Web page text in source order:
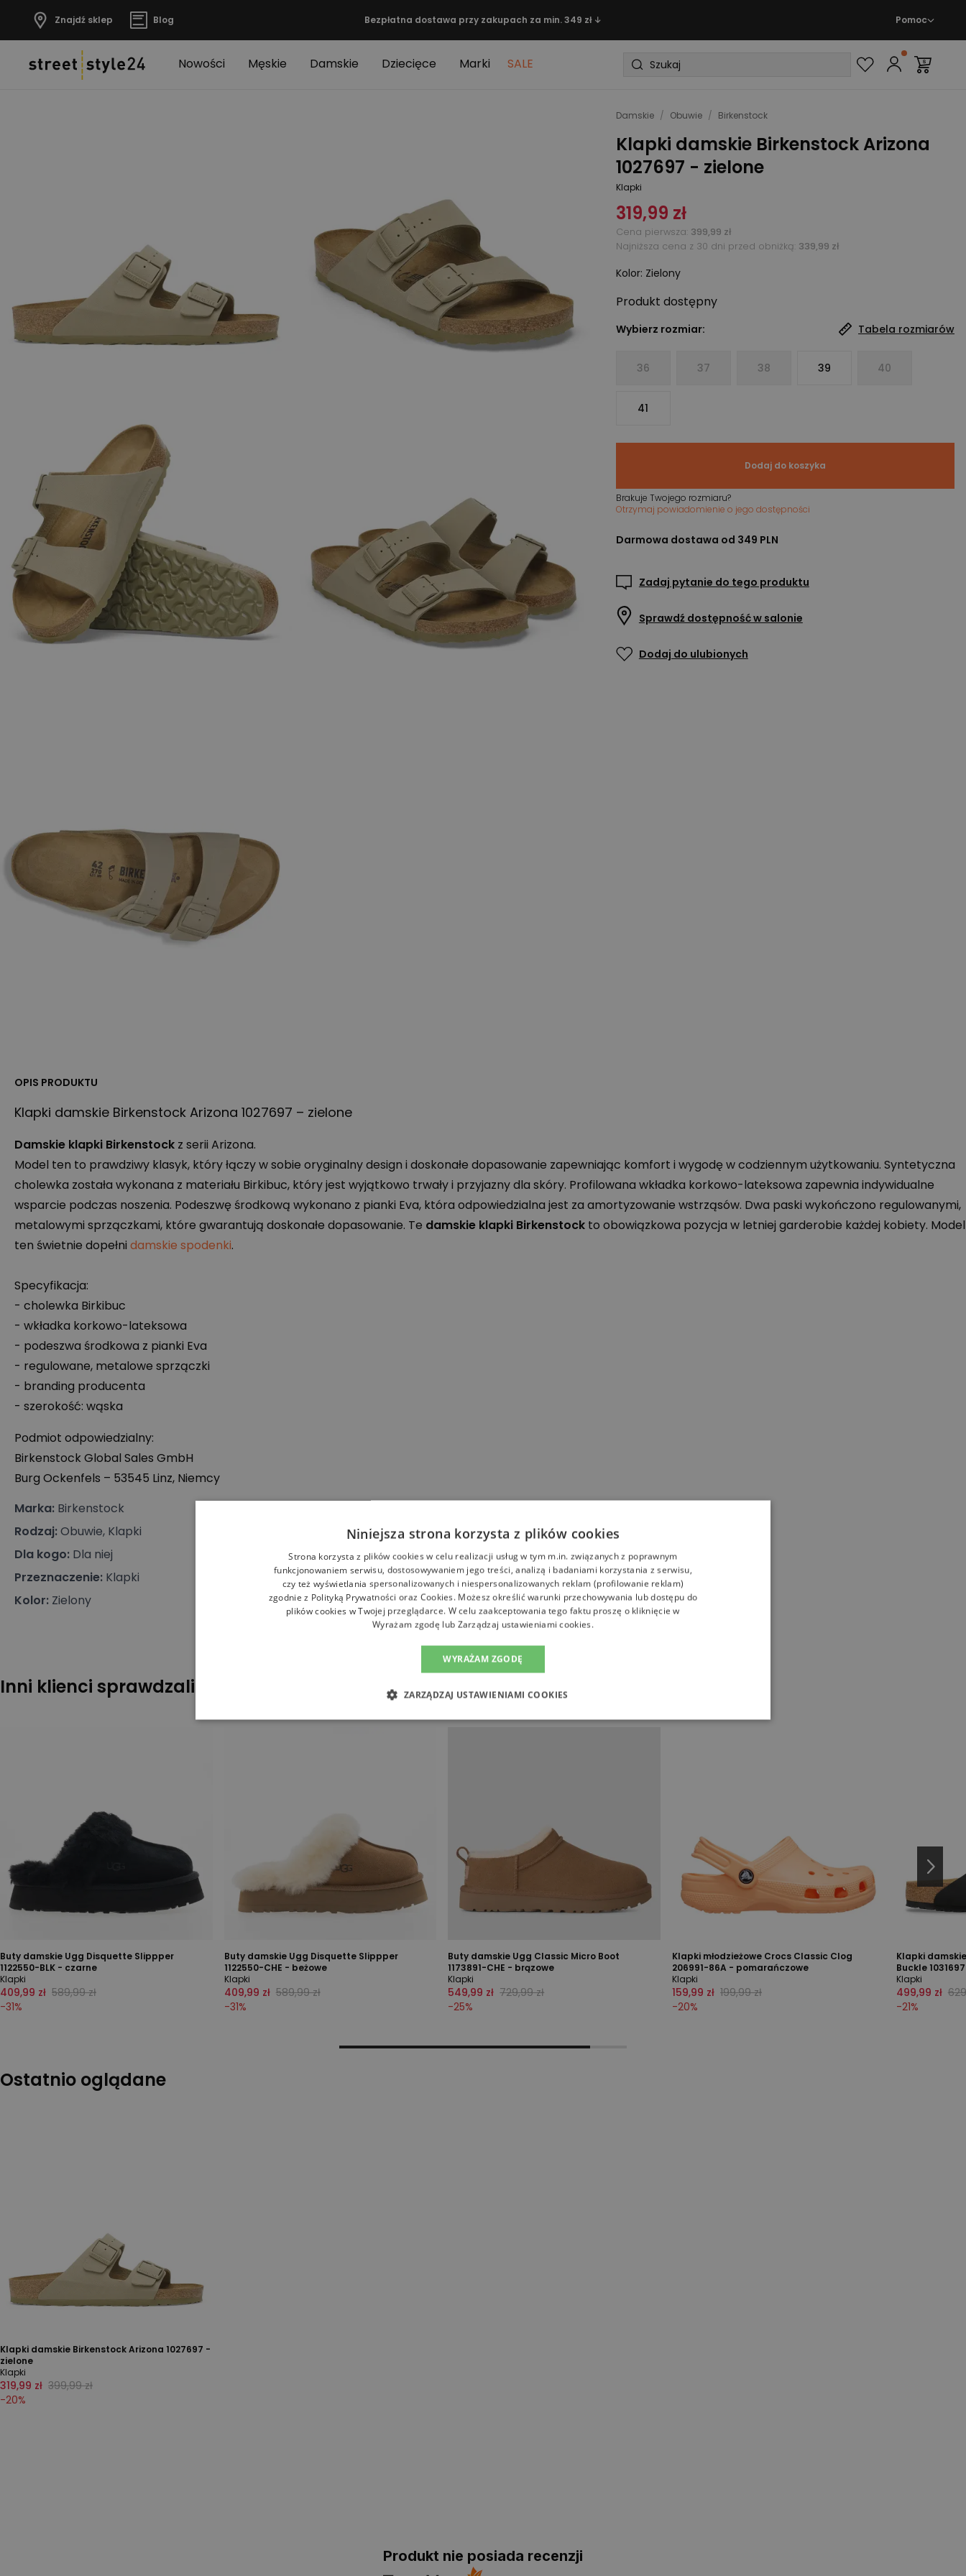
Znajdź sklep Blog Bezpłatna dostawa przy zakupach za min. 349 zł ↓ Pomoc
Nowości Męskie Damskie Dziecięce Marki SALE
Damskie / Obuwie / Birkenstock
Klapki damskie Birkenstock Arizona
1027697 - zielone
Klapki
319,99 zł
Cena pierwsza 399,99 zł
Najniższa cena z 30 dni przed obniżką: 339,99 zł
Kolor: Zielony
Produkt dostępny
Wybierz rozmiar: Tabela rozmiarów
36 37 38 39 40
41
Dodaj do koszyka
Brakuje Twojego rozmiaru?
Otrzymaj powiadomienie o jego dostępności
Darmowa dostawa od 349 PLN
Zadaj pytanie do tego produktu
Sprawdź dostępność w salonie
Dodaj do ulubionych
OPIS PRODUKTU
Klapki damskie Birkenstock Arizona 1027697 – zielone
Damskie klapki Birkenstock z serii Arizona.
Model ten to prawdziwy klasyk, który łączy w sobie oryginalny design i doskonałe dopasowanie zapewniając komfort i wygodę w codziennym użytkowaniu. Syntetyczna
cholewka została wykonana z materiału Birkibuc, który jest wyjątkowo trwały i przyjazny dla skóry. Profilowana wkładka korkowo-lateksowa zapewnia indywidualne
wsparcie podczas noszenia. Podeszwę środkową wykonano z pianki Eva, która odpowiedzialna jest za amortyzowanie wstrząsów. Dwa paski wykończono regulowanymi,
metalowymi sprzączkami, które gwarantują doskonałe dopasowanie. Te damskie klapki Birkenstock to obowiązkowa pozycja w letniej garderobie każdej kobiety. Model
ten świetnie dopełni damskie spodenki.
Specyfikacja:
- cholewka Birkibuc
- wkładka korkowo-lateksowa
- podeszwa środkowa z pianki Eva
- regulowane, metalowe sprzączki
- branding producenta
- szerokość: wąska
Podmiot odpowiedzialny:
Birkenstock Global Sales GmbH
Burg Ockenfels – 53545 Linz, Niemcy
Marka: Birkenstock
Rodzaj:Obuwie, Klapki
Dla kogo: Dla niej
Przeznaczenie: Klapki
Kolor: Zielony
Inni klienci sprawdzali również
Buty damskie Ugg Disquette Slippper
1122550-BLK - czarne
Klapki
409,99 zł 589,99 zł
-31%
Buty damskie Ugg Disquette Slippper
1122550-CHE - beżowe
Klapki
409,99 zł 589,99 zł
-31%
Buty damskie Ugg Classic Micro Boot
1173891-CHE - brązowe
Klapki
549,99 zł 729,99 zł
-25%
Klapki młodzieżowe Crocs Classic Clog
206991-86A - pomarańczowe
Klapki
159,99 zł 199,99 zł
-20%
Klapki
Buckle
Klapki
499,99 zł
-21%
Ostatnio oglądane
Klapki damskie Birkenstock Arizona 1027697 -
zielone
Klapki
319,99 zł 399,99 zł
-20%
Produkt nie posiada recenzji
Niniejsza strona korzysta z plików cookies
Strona korzysta z plików cookies w celu realizacji usług w tym m.in. związanych z poprawnym
funkcjonowaniem serwisu, dostosowywaniem jego treści, analizą i badaniami korzystania z serwisu,
czy też wyświetlania spersonalizowanych i niespersonalizowanych reklam (profilowanie reklam)
zgodnie z Polityką Prywatności oraz Cookies. Możesz określić warunki przechowywania lub dostępu do
plików cookies w Twojej przeglądarce. W celu zaakceptowania tego faktu proszę o kliknięcie w
Wyrażam zgodę lub Zarządzaj ustawieniami cookies.
WYRAŻAM ZGODĘ
ZARZĄDZAJ USTAWIENIAMI COOKIES